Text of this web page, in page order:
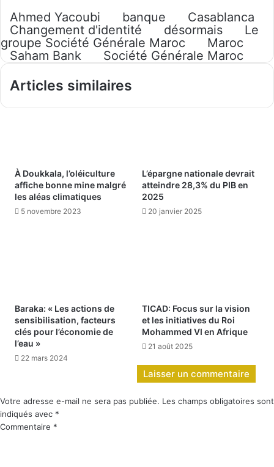
Ahmed Yacoubi
banque
Casablanca
Changement d'identité
désormais
Le
groupe Société Générale Maroc
Maroc
Saham Bank
Société Générale Maroc
Articles similaires
À Doukkala, l’oléiculture
affiche bonne mine malgré
les aléas climatiques
5 novembre 2023
L’épargne nationale devrait
atteindre 28,3% du PIB en
2025
20 janvier 2025
Baraka: « Les actions de
sensibilisation, facteurs
clés pour l’économie de
l’eau »
22 mars 2024
TICAD: Focus sur la vision
et les initiatives du Roi
Mohammed VI en Afrique
21 août 2025
Laisser un commentaire
Votre adresse e-mail ne sera pas publiée. Les champs obligatoires sont
indiqués avec *
Commentaire *